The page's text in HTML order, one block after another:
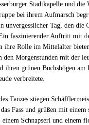
Stadtkapelle und die
bei ihrem Aufmarsch
unvergesslicher Tag, den die
faszinierender Auftritt mit
ihre Rolle im Mittelalter
den Morgenstunden mit der
ihren grünen Buchsbögen am
verbreitete.
Tanzes stiegen
Fass und grüßen mit einem
einem Schnapserl und einem